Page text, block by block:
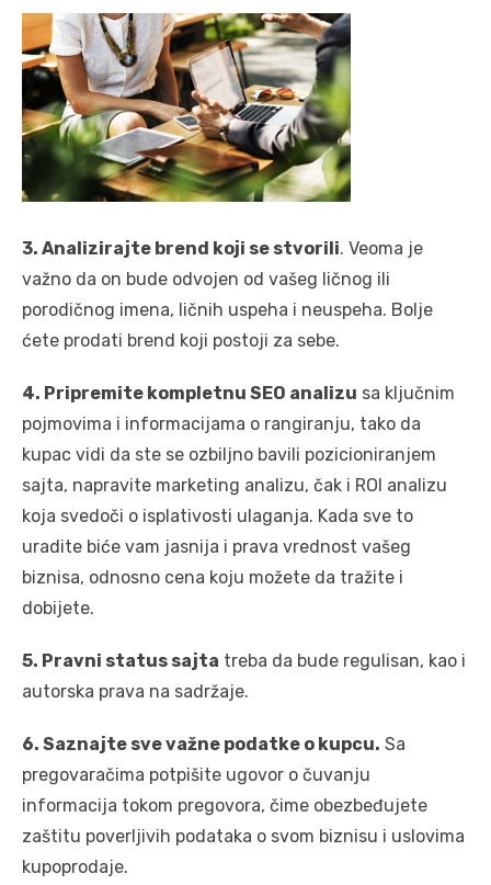
3. Analizirajte brend koji se stvorili. Veoma je
važno da on bude odvojen od vašeg ličnog ili
porodičnog imena, ličnih uspeha i neuspeha. Bolje
ćete prodati brend koji postoji za sebe.
4. Pripremite kompletnu SEO analizu sa ključnim
pojmovima i informacijama o rangiranju, tako da
kupac vidi da ste se ozbiljno bavili pozicioniranjem
sajta, napravite marketing analizu, čak i ROI analizu
koja svedoči o isplativosti ulaganja. Kada sve to
uradite biće vam jasnija i prava vrednost vašeg
biznisa, odnosno cena koju možete da tražite i
dobijete.
5. Pravni status sajta treba da bude regulisan, kao i
autorska prava na sadržaje.
6. Saznajte sve važne podatke o kupcu. Sa
pregovaračima potpišite ugovor o čuvanju
informacija tokom pregovora, čime obezbeđujete
zaštitu poverljivih podataka o svom biznisu i uslovima
kupoprodaje.